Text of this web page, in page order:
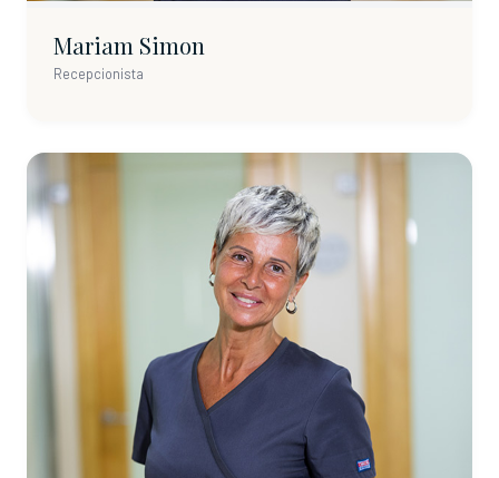
Mariam Simon
Recepcionista